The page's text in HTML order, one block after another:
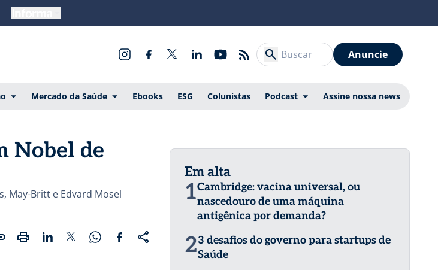
Anuncie
Mercado da Saúde Ebooks ESG Colunistas Podcast Assine nossa news
Nobel de
May-Britt e Edvard Mosel
Em alta
1Cambridge: vacina universal, ou
nascedouro de uma máquina
antigênica por demanda?
23 desafios do governo para startups de
Saúde